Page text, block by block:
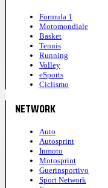
Formula 1
Motomondiale
Basket
Tennis
Running
Volley
eSports
Ciclismo
NETWORK
Auto
Autosprint
Inmoto
Motosprint
Guerinsportivo
Sport Network